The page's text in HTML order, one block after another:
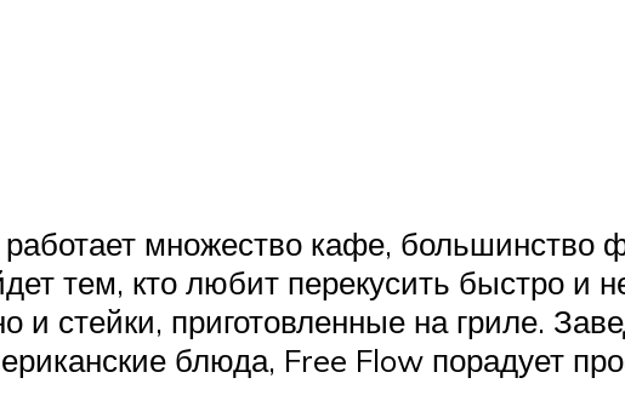
множество кафе, большинство
тем, кто любит перекусить быстро и
и стейки, приготовленные на гриле.
блюда, Free Flow порадует